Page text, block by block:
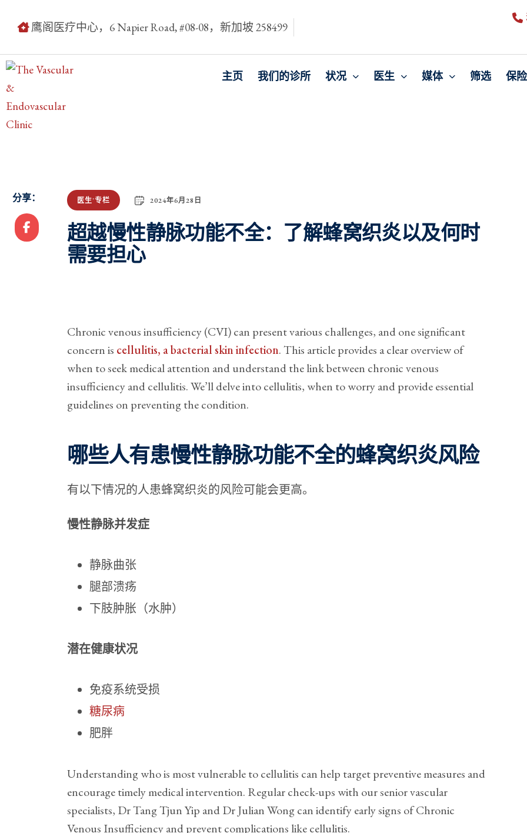
鹰阁医疗中心，6 Napier Road, #08-08，新加坡 258499
主页 我们的诊所 状况 医生 媒体 筛选 保险
分享： 医生'专栏 2024年6月28日
超越慢性静脉功能不全：了解蜂窝织炎以及何时
需要担心
Chronic venous insufficiency (CVI) can present various challenges, and one significant
concern is cellulitis, a bacterial skin infection. This article provides a clear overview of
when to seek medical attention and understand the link between chronic venous
insufficiency and cellulitis. We’ll delve into cellulitis, when to worry and provide essential
guidelines on preventing the condition.
哪些人有患慢性静脉功能不全的蜂窝织炎风险
有以下情况的人患蜂窝织炎的风险可能会更高。
慢性静脉并发症
静脉曲张
腿部溃疡
下肢肿胀（水肿）
潜在健康状况
免疫系统受损
糖尿病
肥胖
Understanding who is most vulnerable to cellulitis can help target preventive measures and
encourage timely medical intervention. Regular check-ups with our senior vascular
specialists, Dr Tang Tjun Yip and Dr Julian Wong can identify early signs of Chronic
Venous Insufficiency and prevent complications like cellulitis.